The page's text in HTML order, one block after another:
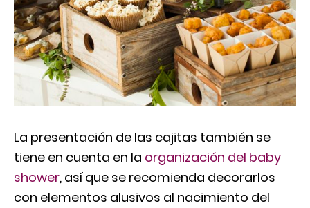
La presentación de las cajitas también se
tiene en cuenta en la organización del baby
shower, así que se recomienda decorarlos
con elementos alusivos al nacimiento del